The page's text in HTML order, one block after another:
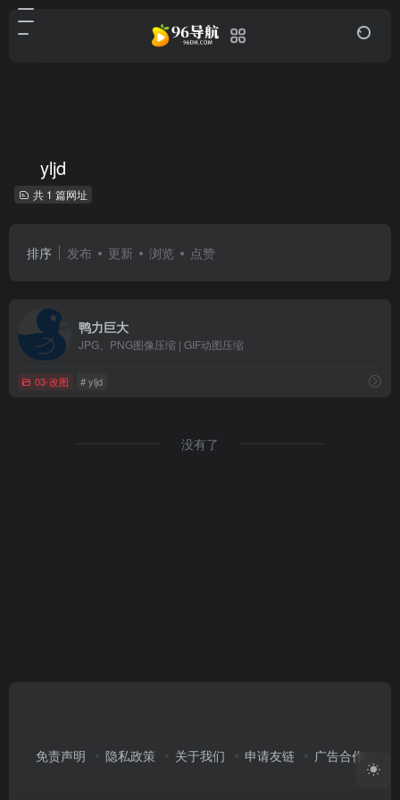
yljd
共 1 篇网址
排序 发布 更新 浏览 点赞
鸭力巨大
JPG、PNG图像压缩 | GIF动图压缩
03-改图 # yljd
没有了
免责声明 隐私政策 关于我们 申请友链 广告合作